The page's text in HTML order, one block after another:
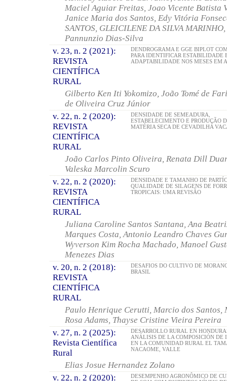
Maciel Aguiar Freitas, Joao Vicente Batista
Janice Maria dos Santos, Edy Vitória
SANTOS, GLEICILENE DA SILVA
Pannunzio Dias-Silva
v. 23, n. 2 (2021):
REVISTA
CIENTÍFICA
RURAL
DENDROGRAMA E GGE BIPLOT
PARA IDENTIFICAR ESTABILIDADE
ADAPTABILIDADE NOS MESES EM
Gilberto Ken Iti Yokomizo, João Tomé de
de Oliveira Cruz Júnior
v. 22, n. 2 (2020):
REVISTA
CIENTÍFICA
RURAL
DENSIDADE DE SEMEADURA,
ESTABELECIMENTO E PRODUÇÃO
MATÉRIA SECA DE CEVADILHA
João Carlos Pinto Oliveira, Renata Dill
Valeska Marcolin Scuro
v. 22, n. 2 (2020):
REVISTA
CIENTÍFICA
RURAL
DENSIDADE E TAMANHO DE
QUALIDADE DE SILAGENS DE
TROPICAIS: UMA REVISÃO
Juliana Caroline Santos Santana, Ana
Marques Costa, Antonio Leandro Chaves
Wyverson Kim Rocha Machado, Manoel
Menezes Dias
v. 20, n. 2 (2018):
REVISTA
CIENTÍFICA
RURAL
DESAFIOS DO CULTIVO DE
BRASIL
Paulo Henrique Cerutti, Marcio dos
Rosa Adams, Thayse Cristine Vieira Pereira
v. 27, n. 2 (2025):
Revista Científica
Rural
DESARROLLO RURAL EN
ANÁLISIS DE LA COMPOSICIÓN DE
EN LA COMUNIDAD RURAL EL
NACAOME, VALLE
Elias Josue Hernandez Zolano
v. 22, n. 2 (2020):
DESEMPENHO AGRONÔMICO DE